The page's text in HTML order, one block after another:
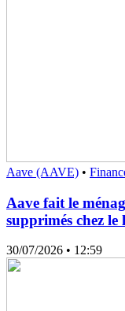
Aave (AAVE) •
Aave fait le
supprimés chez le
30/07/2026 • 12:59